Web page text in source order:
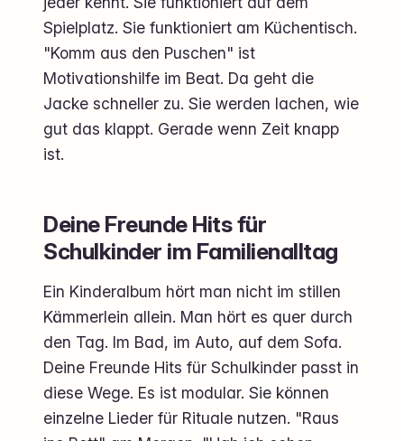
Spielplatz. Sie funktioniert am Küchentisch.
"Komm aus den Puschen" ist
Motivationshilfe im Beat. Da geht die
Jacke schneller zu. Sie werden lachen, wie
gut das klappt. Gerade wenn Zeit knapp
ist.
Deine Freunde Hits für
Schulkinder im Familienalltag
Ein Kinderalbum hört man nicht im stillen
Kämmerlein allein. Man hört es quer durch
den Tag. Im Bad, im Auto, auf dem Sofa.
Deine Freunde Hits für Schulkinder passt in
diese Wege. Es ist modular. Sie können
einzelne Lieder für Rituale nutzen. "Raus